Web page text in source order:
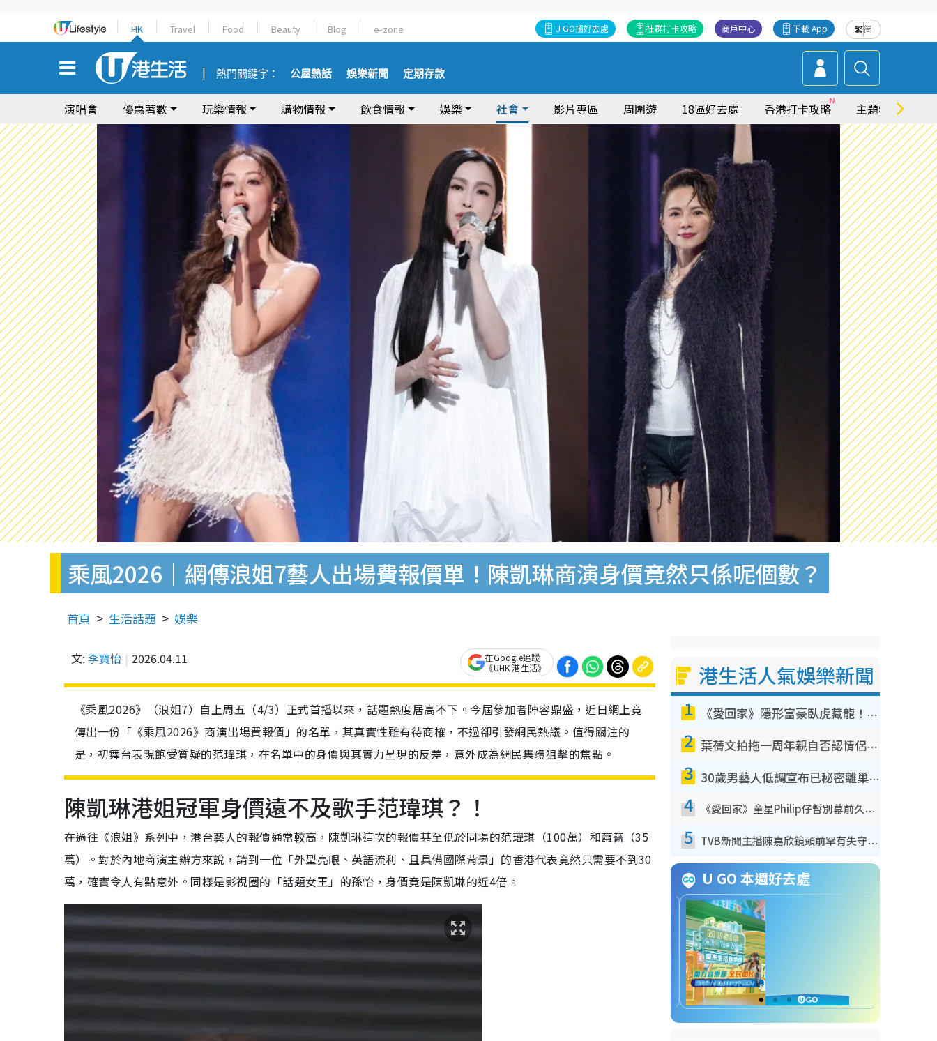
HK Travel Food Beauty Blog e-zone 繁简
下載 App
商戶中心
社群打卡攻略
U GO搵好去處
熱門關鍵字： 公屋熱話 娛樂新聞 定期存款
演唱會 優惠著數 玩樂情報 購物情報 飲食情報 娛樂 社會 影片專區 周圍遊 18區好去處 香港打卡攻略 主題特集
乘風2026｜網傳浪姐7藝人出場費報價單！陳凱琳商演身價竟然只係呢個數？
首頁 生活話題 娛樂
文: 李寶怡 2026.04.11
在Google追蹤
《UHK 港生活》
《乘風2026》（浪姐7）自上周五（4/3）正式首播以來，話題熱度居高不下。今屆參加者陣容鼎盛，近日網上竟
傳出一份「《乘風2026》商演出場費報價」的名單，其真實性雖有待商榷，不過卻引發網民熱議。值得關注的
是，初舞台表現飽受質疑的范瑋琪，在名單中的身價與其實力呈現的反差，意外成為網民集體狙擊的焦點。
陳凱琳港姐冠軍身價遠不及歌手范瑋琪？！
在過往《浪姐》系列中，港台藝人的報價通常較高，陳凱琳這次的報價甚至低於同場的范瑋琪（100萬）和蕭薔（35
萬）。對於內地商演主辦方來說，請到一位「外型亮眼、英語流利、且具備國際背景」的香港代表竟然只需要不到30
萬，確實令人有點意外。同樣是影視圈的「話題女王」的孫怡，身價竟是陳凱琳的近4倍。
港生活人氣娛樂新聞
1 《愛回家》隱形富豪臥虎藏龍！盤點12位財氣逼人的有錢藝人：呢位靚女3億身家唔憂做
2 葉蒨文拍拖一周年親自否認情侶關係？！被質疑感情造假竟稱GM「普通同事」
3 30歲男藝人低調宣布已秘密離巢！人氣急跌變失蹤人口︰「這幾年過得並不容易」
4 《愛回家》童星Philip仔暫別幕前久違現身！15歲近況暴風長高蛻變帥氣少男
5 TVB新聞主播陳嘉欣鏡頭前罕有失守！遭林超英一句說話突襲嚇親當場大笑
U GO 本週好去處